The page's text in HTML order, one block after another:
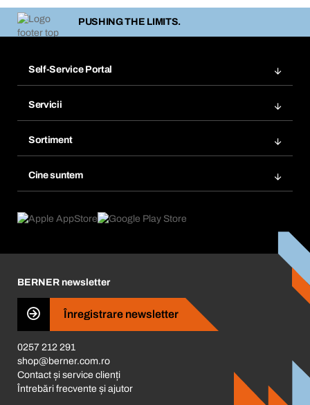
PUSHING THE LIMITS.
Self-Service Portal
Marcaje
Comandă din nou
Abonări
Servicii
Gestionarea substanțelor periculoase
eProcurement
Consilier produse
Sortiment
Cine suntem
Ce ne motivează
Business Conduct
BERNER newsletter
Înregistrare newsletter
0257 212 291
shop@berner.com.ro
Contact și service clienți
Întrebări frecvente și ajutor